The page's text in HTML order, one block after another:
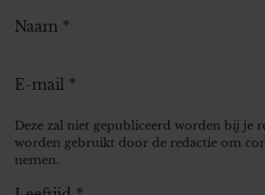
Naam *
E-mail *
Deze zal niet gepubliceerd worden bij je
worden gebruikt door de redactie om
nemen.